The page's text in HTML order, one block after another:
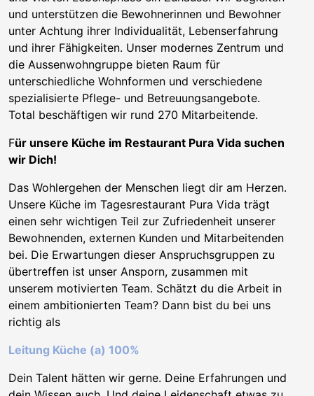
und unterstützen die Bewohnerinnen und Bewohner
unter Achtung ihrer Individualität, Lebenserfahrung
und ihrer Fähigkeiten. Unser modernes Zentrum und
die Aussenwohngruppe bieten Raum für
unterschiedliche Wohnformen und verschiedene
spezialisierte Pflege- und Betreuungsangebote.
Total beschäftigen wir rund 270 Mitarbeitende.
Für unsere Küche im Restaurant Pura Vida suchen
wir Dich!
Das Wohlergehen der Menschen liegt dir am Herzen.
Unsere Küche im Tagesrestaurant Pura Vida trägt
einen sehr wichtigen Teil zur Zufriedenheit unserer
Bewohnenden, externen Kunden und Mitarbeitenden
bei. Die Erwartungen dieser Anspruchsgruppen zu
übertreffen ist unser Ansporn, zusammen mit
unserem motivierten Team. Schätzt du die Arbeit in
einem ambitionierten Team? Dann bist du bei uns
richtig als
Leitung Küche (a) 100%
Dein Talent hätten wir gerne. Deine Erfahrungen und